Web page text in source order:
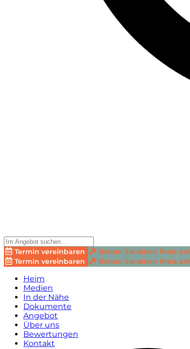
Termin vereinbaren Bieten Sie einen Preis an!
Termin vereinbaren
Bieten Sie einen Preis an!
Heim
Medien
In der Nähe
Dokumente
Angebot
Über uns
Bewertungen
Kontakt